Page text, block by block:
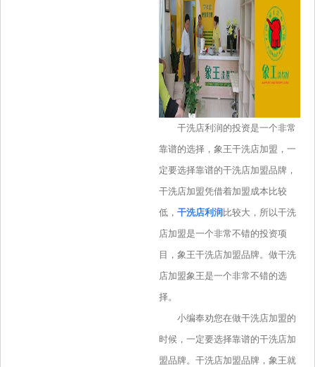
干洗店利润的投资是一个非常
靠谱的选择，象王干洗店加盟，一
定要选择靠谱的干洗店加盟品牌，
干洗店加盟凭借着加盟成本比较
低， 干洗店利润 比较大，所以干洗
店加盟是一个非常不错的投资项
目，象王干洗店加盟品牌。做干洗
店加盟象王是一个非常不错的选
择。
小编奉劝您在做干洗店加盟的
时候，一定要选择靠谱的干洗店加
盟品牌。干洗店加盟品牌，象王就